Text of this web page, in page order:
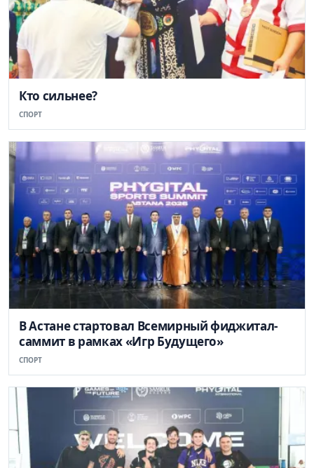
Кто сильнее?
СПОРТ
В Астане стартовал Всемирный фиджитал-
саммит в рамках «Игр Будущего»
СПОРТ